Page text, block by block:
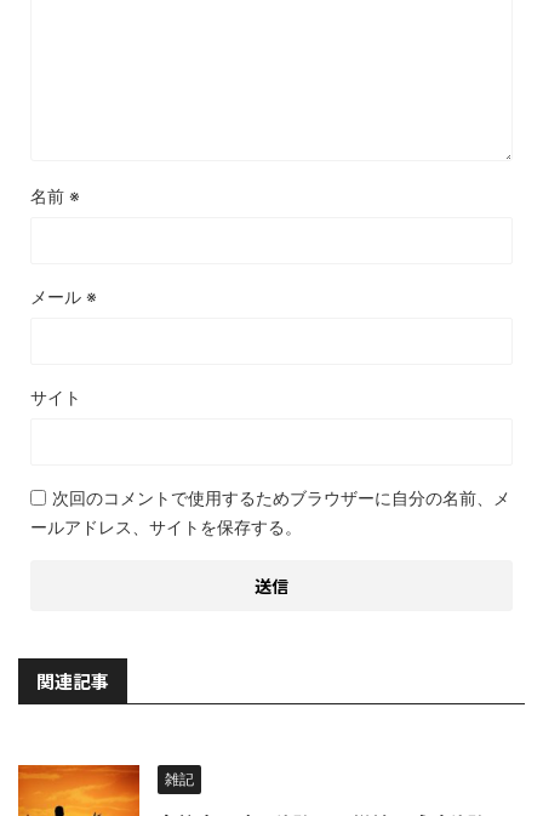
名前 ※
メール ※
サイト
次回のコメントで使用するためブラウザーに自分の名前、メ
ールアドレス、サイトを保存する。
関連記事
雑記